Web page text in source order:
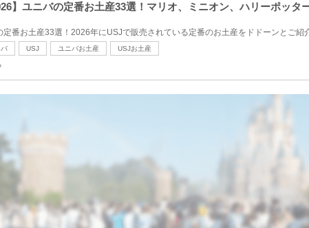
】ユニバの定番お土産33選！マリオ、ミニオン、ハリーポッ
定番お土産33選！2026年にUSJで販売されている定番のお土産をドドーンとご紹
USJ ユニバお土産 USJお土産